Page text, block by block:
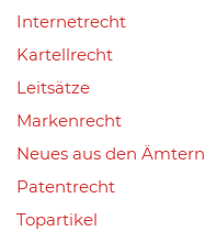
Internetrecht
Kartellrecht
Leitsätze
Markenrecht
Neues aus den Ämtern
Patentrecht
Topartikel